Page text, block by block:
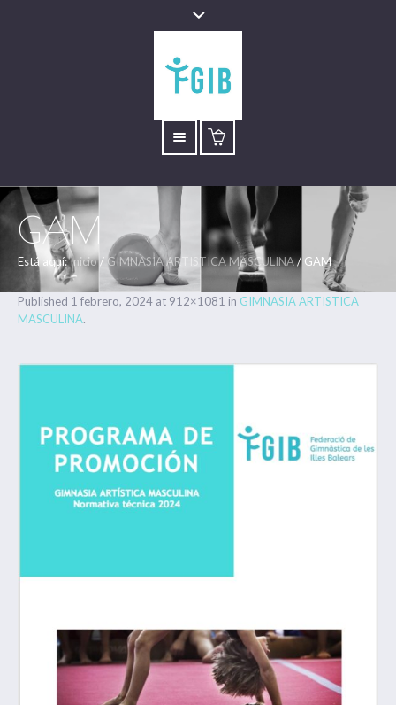
GAM
Está aquí:Inicio / GIMNASIA ARTISTICA MASCULINA/ GAM
Published 1 febrero, 2024 at 912×1081 in GIMNASIA ARTISTICA
MASCULINA.